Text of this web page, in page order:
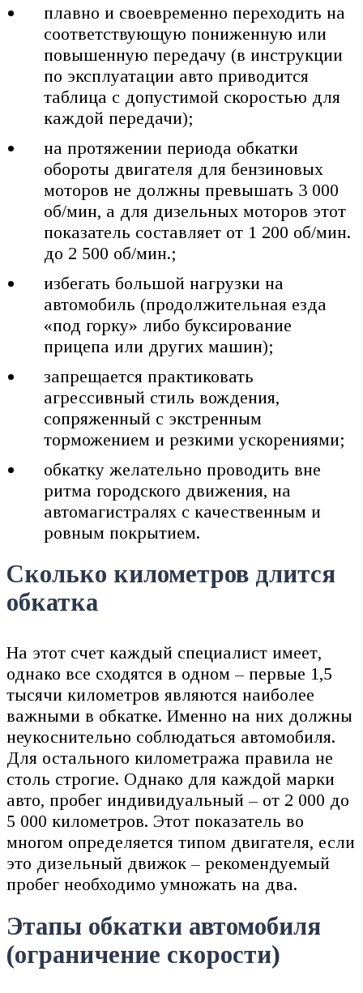
плавно и своевременно переходить на
соответствующую пониженную или
повышенную передачу (в инструкции
по эксплуатации авто приводится
таблица с допустимой скоростью для
каждой передачи);
на протяжении периода обкатки
обороты двигателя для бензиновых
моторов не должны превышать 3 000
об/мин, а для дизельных моторов этот
показатель составляет от 1 200 об/мин.
до 2 500 об/мин.;
избегать большой нагрузки на
автомобиль (продолжительная езда
«под горку» либо буксирование
прицепа или других машин);
запрещается практиковать
агрессивный стиль вождения,
сопряженный с экстренным
торможением и резкими ускорениями;
обкатку желательно проводить вне
ритма городского движения, на
автомагистралях с качественным и
ровным покрытием.
Сколько километров длится
обкатка
На этот счет каждый специалист имеет,
однако все сходятся в одном – первые 1,5
тысячи километров являются наиболее
важными в обкатке. Именно на них должны
неукоснительно соблюдаться автомобиля.
Для остального километража правила не
столь строгие. Однако для каждой марки
авто, пробег индивидуальный – от 2 000 до
5 000 километров. Этот показатель во
многом определяется типом двигателя, если
это дизельный движок – рекомендуемый
пробег необходимо умножать на два.
Этапы обкатки автомобиля
(ограничение скорости)